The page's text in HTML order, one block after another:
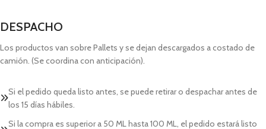
DESPACHO
Los productos van sobre Pallets y se dejan descargados a costado de
camión. (Se coordina con anticipación).
Si el pedido queda listo antes, se puede retirar o despachar antes de
los 15 días hábiles.
Si la compra es superior a 50 ML hasta 100 ML, el pedido estará listo